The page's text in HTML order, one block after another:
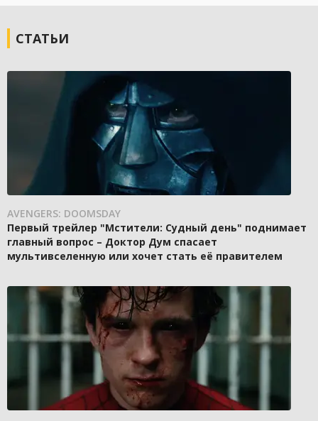
СТАТЬИ
AVENGERS: DOOMSDAY
Первый трейлер "Мстители: Судный день" поднимает
главный вопрос – Доктор Дум спасает
мультивселенную или хочет стать её правителем